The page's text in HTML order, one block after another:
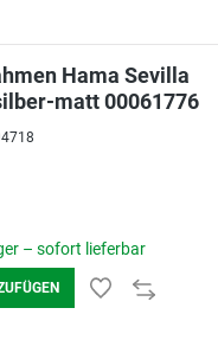
Hama Sevilla
matt 00061776
– sofort lieferbar